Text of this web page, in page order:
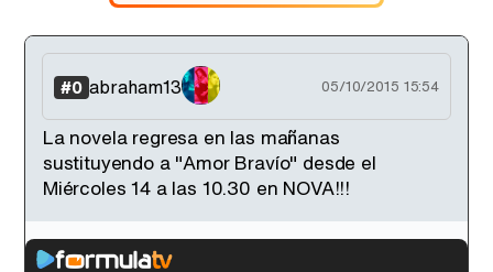
#0 abraham13 05/10/2015 15:54
La novela regresa en las mañanas
sustituyendo a "Amor Bravío" desde el
Miércoles 14 a las 10.30 en NOVA!!!